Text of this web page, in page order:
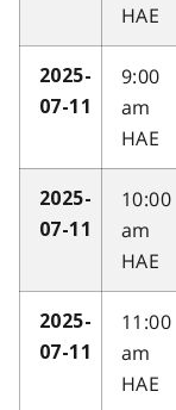
HAE
2025-
07-11
9:00
am
HAE
2025-
07-11
10:00
am
HAE
2025-
07-11
11:00
am
HAE